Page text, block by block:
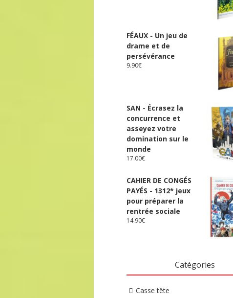
FÉAUX - Un jeu de
drame et de
persévérance
9.90€
SAN - Écrasez la
concurrence et
asseyez votre
domination sur le
monde
17.00€
CAHIER DE CONGÉS
PAYÉS - 1312* jeux
pour préparer la
rentrée sociale
14.90€
Catégories
Casse tête